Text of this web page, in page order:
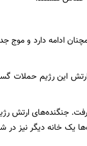
ادامه دارد و موج
این رژیم حملات
جنگنده‌های ارتش
یک خانه دیگر نیز در